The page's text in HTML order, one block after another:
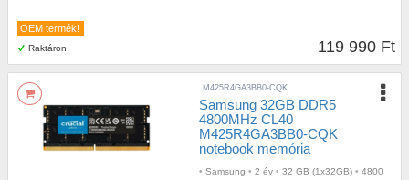
OEM termék!
Raktáron 119 990 Ft
M425R4GA3BB0-CQK
Samsung 32GB DDR5
4800MHz CL40
M425R4GA3BB0-CQK
notebook memória
• Samsung • 2 év • 32 GB (1x32GB) • 4800